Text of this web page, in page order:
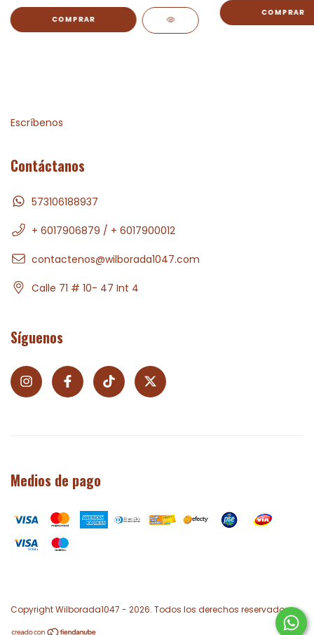
Escríbenos
Contáctanos
573106188937
+ 6017906879 / + 6017900012
contactenos@wilborada1047.com
Calle 71 # 10- 47 Int 4
Síguenos
Medios de pago
Copyright Wilborada1047 - 2026. Todos los derechos reservados.